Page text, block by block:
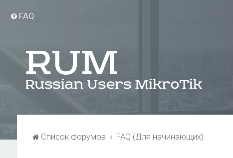
FAQ
Список форумов FAQ (Для начинающих)